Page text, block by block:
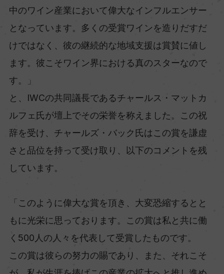
中のワイン産業において偉大なインフルエンサー
となっています。多くの受賞ワインを造りだすだ
けではなく、彼の継続的な地域支援は賞賛に値し
ます。彼こそワイン界における真のスターなので
す。」
と、IWCの共同議長であるチャールス・マットカ
ルフェ氏が壇上でその栄誉を称えました。この祝
辞を受け、チャールズ・バック氏はこの賞を謙虚
さと品位を持って受け取り、以下のコメントを残
しています。
「このように偉大な賞を頂き、大変恐縮するとと
もに光栄に思っております。この賞は私と共に働
く500人の人々を代表して受賞したものです。
この賞は彼らの努力の賜であり、また、それこそ